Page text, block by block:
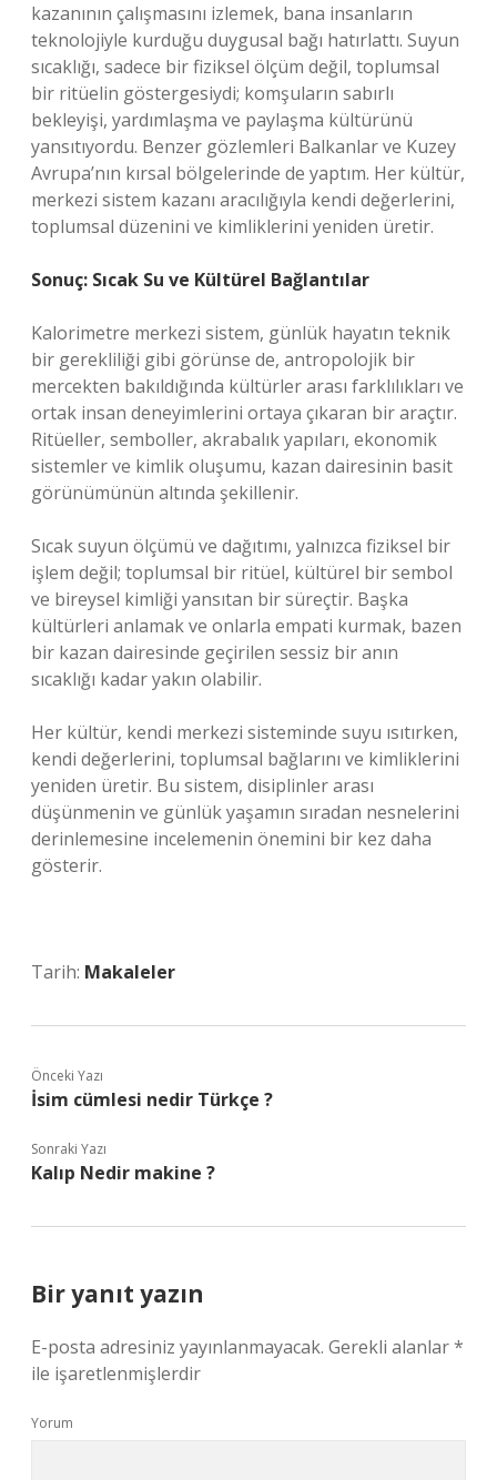
kazanının çalışmasını izlemek, bana insanların
teknolojiyle kurduğu duygusal bağı hatırlattı. Suyun
sıcaklığı, sadece bir fiziksel ölçüm değil, toplumsal
bir ritüelin göstergesiydi; komşuların sabırlı
bekleyişi, yardımlaşma ve paylaşma kültürünü
yansıtıyordu. Benzer gözlemleri Balkanlar ve Kuzey
Avrupa’nın kırsal bölgelerinde de yaptım. Her kültür,
merkezi sistem kazanı aracılığıyla kendi değerlerini,
toplumsal düzenini ve kimliklerini yeniden üretir.
Sonuç: Sıcak Su ve Kültürel Bağlantılar
Kalorimetre merkezi sistem, günlük hayatın teknik
bir gerekliliği gibi görünse de, antropolojik bir
mercekten bakıldığında kültürler arası farklılıkları ve
ortak insan deneyimlerini ortaya çıkaran bir araçtır.
Ritüeller, semboller, akrabalık yapıları, ekonomik
sistemler ve kimlik oluşumu, kazan dairesinin basit
görünümünün altında şekillenir.
Sıcak suyun ölçümü ve dağıtımı, yalnızca fiziksel bir
işlem değil; toplumsal bir ritüel, kültürel bir sembol
ve bireysel kimliği yansıtan bir süreçtir. Başka
kültürleri anlamak ve onlarla empati kurmak, bazen
bir kazan dairesinde geçirilen sessiz bir anın
sıcaklığı kadar yakın olabilir.
Her kültür, kendi merkezi sisteminde suyu ısıtırken,
kendi değerlerini, toplumsal bağlarını ve kimliklerini
yeniden üretir. Bu sistem, disiplinler arası
düşünmenin ve günlük yaşamın sıradan nesnelerini
derinlemesine incelemenin önemini bir kez daha
gösterir.
Tarih: Makaleler
Önceki Yazı
İsim cümlesi nedir Türkçe ?
Sonraki Yazı
Kalıp Nedir makine ?
Bir yanıt yazın
E-posta adresiniz yayınlanmayacak. Gerekli alanlar*
ile işaretlenmişlerdir
Yorum